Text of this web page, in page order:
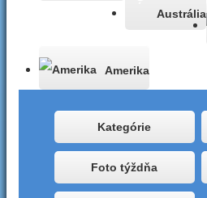
Austrália
Amerika
Kategórie
Foto týždňa